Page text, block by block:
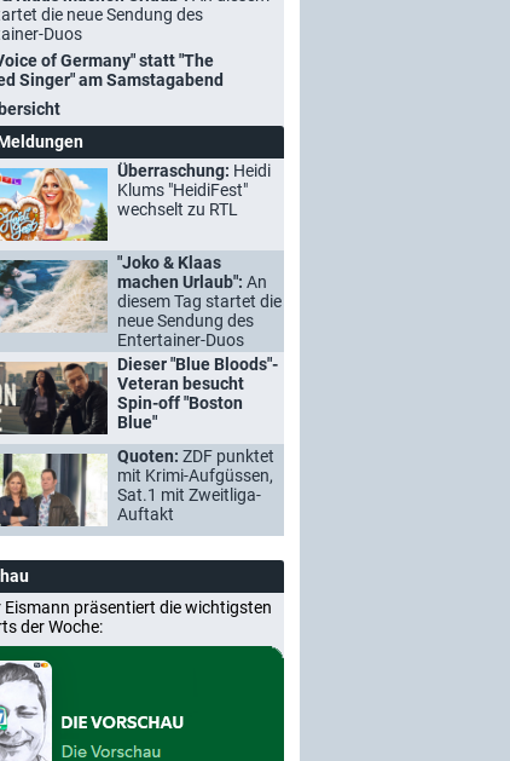
die neue Sendung des
Duos
of Germany" statt "The
Singer" am Samstagabend
Überraschung: Heidi
Klums "HeidiFest"
wechselt zu RTL
"Joko & Klaas
machen Urlaub": An
diesem Tag startet die
neue Sendung des
Entertainer-Duos
Dieser "Blue Bloods"-
Veteran besucht
Spin-off "Boston
Blue"
Quoten: ZDF punktet
mit Krimi-Aufgüssen,
Sat.1 mit Zweitliga-
Auftakt
Eismann präsentiert die wichtigsten
der Woche: